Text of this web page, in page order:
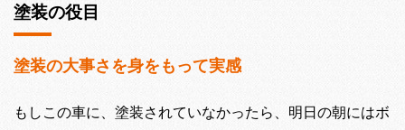
塗装の役目
塗装の大事さを身をもって実感
もしこの車に、塗装されていなかったら、明日の朝にはボ